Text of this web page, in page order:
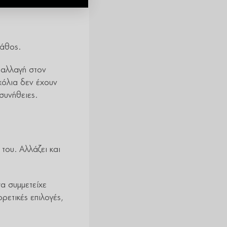
στον
δεν έχουν
Αλλάζει και
συμμετείχε
επιλογές,